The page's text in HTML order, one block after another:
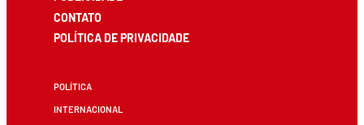
CONTATO
POLÍTICA DE PRIVACIDADE
POLÍTICA
INTERNACIONAL